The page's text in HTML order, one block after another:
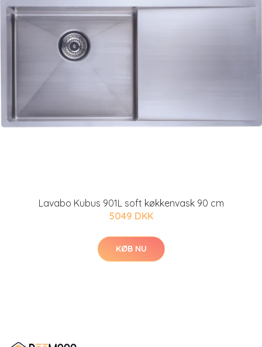
Lavabo Kubus 901L soft køkkenvask 90 cm
5049 DKK
KØB NU